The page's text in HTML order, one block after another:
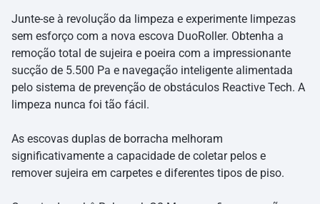
Junte-se à revolução da limpeza e experimente limpezas
sem esforço com a nova escova DuoRoller. Obtenha a
remoção total de sujeira e poeira com a impressionante
sucção de 5.500 Pa e navegação inteligente alimentada
pelo sistema de prevenção de obstáculos Reactive Tech. A
limpeza nunca foi tão fácil.
As escovas duplas de borracha melhoram
significativamente a capacidade de coletar pelos e
remover sujeira em carpetes e diferentes tipos de piso.